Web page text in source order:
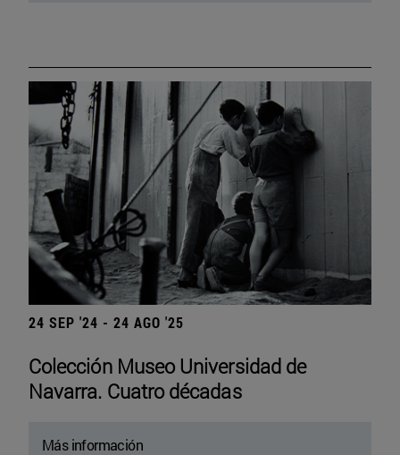
24 SEP '24 - 24 AGO '25
Colección Museo Universidad de
Navarra. Cuatro décadas
Más información